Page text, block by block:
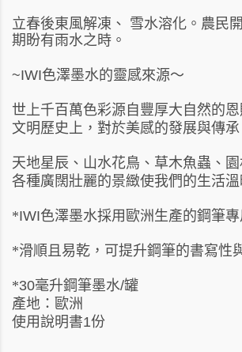
立春後東風解凍、 雪水溶化。農民
期盼有雨水之時。
~IWI色澤墨水的靈感來源～
世上千百萬色彩源自豐厚大自然的
文明歷史上，對於美感的發展與傳承
天地星辰、山水花鳥、草木魚蟲、
各種廣闊壯麗的景緻使我們的生活
*IWI色澤墨水採用歐洲生產的鋼筆
*滑順且易乾，可提升鋼筆的書寫性
*30毫升鋼筆墨水/罐
產地：歐洲
使用說明書1份